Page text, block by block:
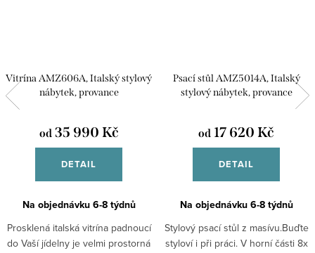
Vitrína AMZ606A, Italský stylový
nábytek, provance
od35 990 Kč
DETAIL
Na objednávku 6-8 týdnů
Prosklená italská vitrína padnoucí
do Vaší jídelny je velmi prostorná
Psací stůl AMZ5014A, Italský
stylový nábytek, provance
od 17 620 Kč
DETAIL
Na objednávku 6-8 týdnů
Stylový psací stůl z masívu.Buďte
styloví i při práci. V horní části 8x